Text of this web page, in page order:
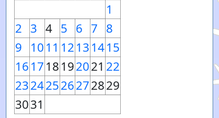
1
2 3 4 5 6 7 8
9
1011 12131415
161718192021 22
23242526272829
3031